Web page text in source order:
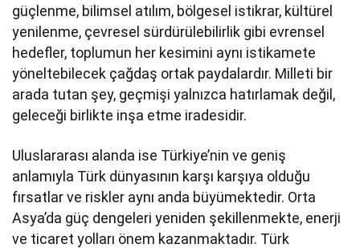
güçlenme, bilimsel atılım, bölgesel istikrar, kültürel
yenilenme, çevresel sürdürülebilirlik gibi evrensel
hedefler, toplumun her kesimini aynı istikamete
yöneltebilecek çağdaş ortak paydalardır. Milleti bir
arada tutan şey, geçmişi yalnızca hatırlamak değil,
geleceği birlikte inşa etme iradesidir.
Uluslararası alanda ise Türkiye’nin ve geniş
anlamıyla Türk dünyasının karşı karşıya olduğu
fırsatlar ve riskler aynı anda büyümektedir. Orta
Asya’da güç dengeleri yeniden şekillenmekte, enerji
ve ticaret yolları önem kazanmaktadır. Türk